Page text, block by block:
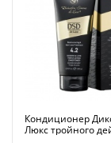
Кондиционер
Люкс тройного